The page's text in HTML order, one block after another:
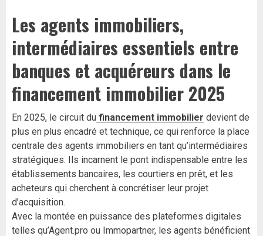
Les agents immobiliers,
intermédiaires essentiels entre
banques et acquéreurs dans le
financement immobilier 2025
En 2025, le circuit du financement immobilier devient de
plus en plus encadré et technique, ce qui renforce la place
centrale des agents immobiliers en tant qu’intermédiaires
stratégiques. Ils incarnent le pont indispensable entre les
établissements bancaires, les courtiers en prêt, et les
acheteurs qui cherchent à concrétiser leur projet
d’acquisition.
Avec la montée en puissance des plateformes digitales
telles qu’Agent.pro ou Immopartner, les agents bénéficient